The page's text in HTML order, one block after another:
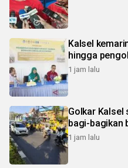
Kalsel kemarin dari pertanian
hingga
1 jam lalu
Golkar Kalsel
bagi-bagikan
1 jam lalu